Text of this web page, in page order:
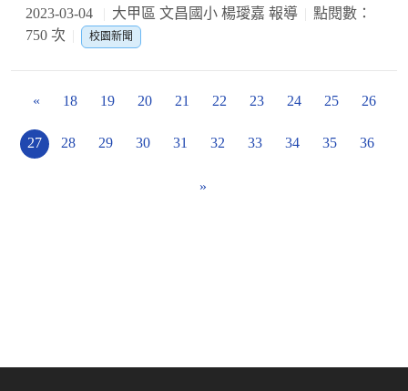
2023-03-04 大甲區 文昌國小 楊璦嘉 報導
點閱數：
750 次
校園新聞
« 18 19 20 21 22 23 24 25 26
27 28 29 30 31 32 33 34 35 36
»